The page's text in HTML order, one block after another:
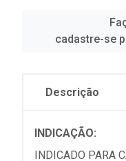
cadastre-se
Descrição
INDICAÇÃO:
INDICADO PARA